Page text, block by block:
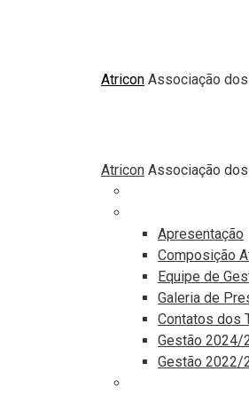
Atricon Associação
Atricon Associação
Apresentação
Composição
Equipe de
Galeria de
Contatos dos
Gestão 2024/
Gestão 2022/